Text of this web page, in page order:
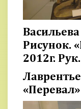
Рисунок.
2012г.